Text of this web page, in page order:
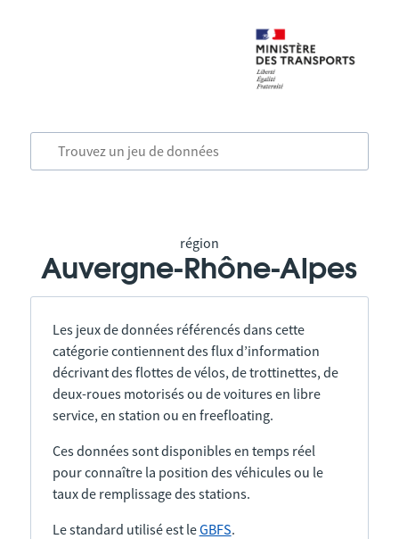
région
Auvergne-Rhône-Alpes
Les jeux de données référencés dans cette
catégorie contiennent des flux d’information
décrivant des flottes de vélos, de trottinettes, de
deux-roues motorisés ou de voitures en libre
service, en station ou en freefloating.
Ces données sont disponibles en temps réel
pour connaître la position des véhicules ou le
taux de remplissage des stations.
Le standard utilisé est leGBFS.